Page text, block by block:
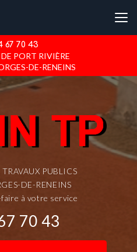
67 70 43
PORT RIVIÈRE
DE-RENEINS
PUBLICS
DE-RENEINS
à votre service
70 43